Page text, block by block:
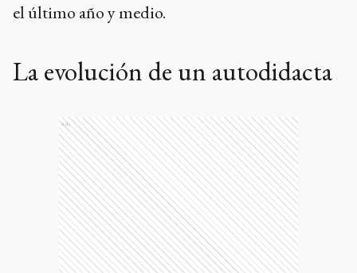
el último año y medio.
La evolución de un autodidacta
Ads